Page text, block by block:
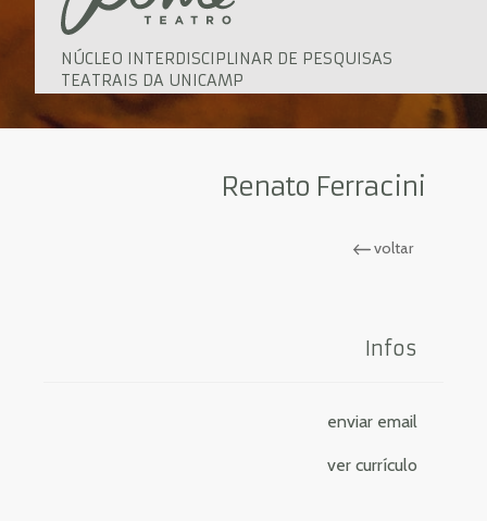
NÚCLEO INTERDISCIPLINAR DE PESQUISAS
TEATRAIS DA UNICAMP
Renato Ferracini
voltar
Infos
enviar email
ver currículo